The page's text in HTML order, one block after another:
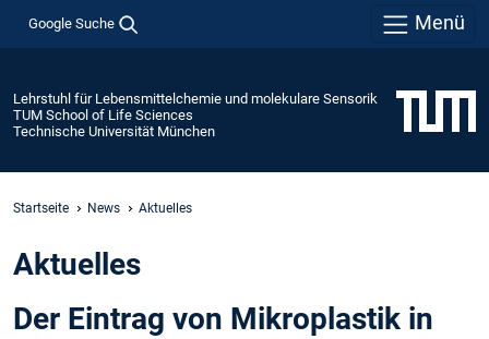
Google Suche Menü
Lehrstuhl für Lebensmittelchemie und molekulare Sensorik
TUM School of Life Sciences
Technische Universität München
Startseite News Aktuelles
Aktuelles
Der Eintrag von Mikroplastik in